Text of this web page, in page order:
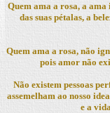
Quem ama a rosa, a
das suas pétalas, a
Quem ama a rosa, não
pois amor não
Não existem pessoas
assemelham ao nosso
e a